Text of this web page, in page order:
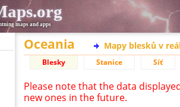
maps and apps
Oceania Mapy blesků v
Blesky Stanice Síť
Please note that the data
new ones in the future.